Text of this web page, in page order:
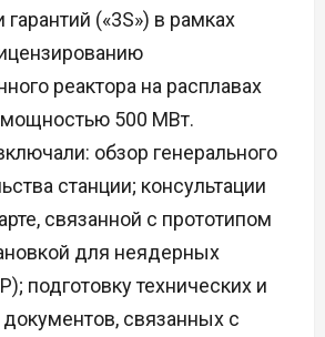
гарантий («3S») в рамках
реактора на расплавах
500 МВт.
обзор генерального
станции; консультации
связанной с прототипом
для неядерных
подготовку технических и
документов, связанных с